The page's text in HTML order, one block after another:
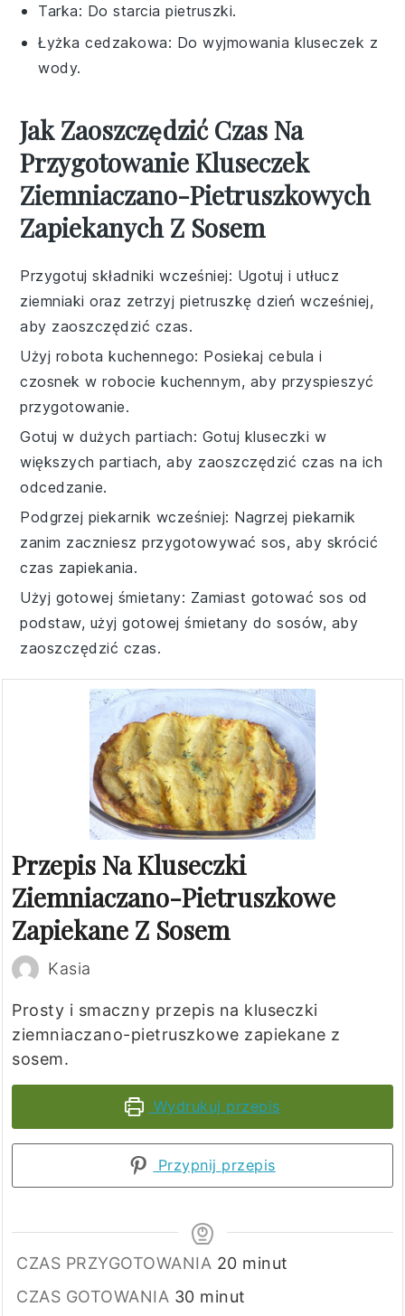
Tarka: Do starcia pietruszki.
Łyżka cedzakowa: Do wyjmowania kluseczek z
wody.
Jak Zaoszczędzić Czas Na
Przygotowanie Kluseczek
Ziemniaczano-Pietruszkowych
Zapiekanych Z Sosem
Przygotuj składniki wcześniej: Ugotuj i utłucz
ziemniaki oraz zetrzyj pietruszkę dzień wcześniej,
aby zaoszczędzić czas.
Użyj robota kuchennego: Posiekaj cebula i
czosnek w robocie kuchennym, aby przyspieszyć
przygotowanie.
Gotuj w dużych partiach: Gotuj kluseczki w
większych partiach, aby zaoszczędzić czas na ich
odcedzanie.
Podgrzej piekarnik wcześniej: Nagrzejpiekarnik
zanim zaczniesz przygotowywać sos, aby skrócić
czas zapiekania.
Użyj gotowej śmietany: Zamiast gotować sos od
podstaw, użyj gotowejśmietany do sosów, aby
zaoszczędzić czas.
Przepis Na Kluseczki
Ziemniaczano-Pietruszkowe
Zapiekane Z Sosem
Kasia
Prosty i smaczny przepis na kluseczki
ziemniaczano-pietruszkowe zapiekane z
sosem.
Wydrukuj przepis
Przypnij przepis
CZAS PRZYGOTOWANIA 20minuty
minut
CZAS GOTOWANIA 30minuty
minut